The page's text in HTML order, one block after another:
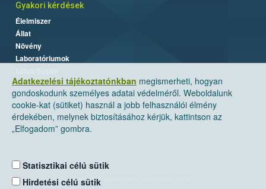
Adatkezelési tájékoztatónkban megismerheti, hogyan
gondoskodunk személyes adatai védelméről. Weboldalunk
cookie-kat (sütiket) használ a jobb felhasználói élmény
érdekében, melynek biztosításához kérjük, kattintson az
„Elfogadom” gombra.
Statisztikai célú sütik
Hirdetési célú sütik
Gyakori kérdések
Élelmiszer
Állat
Növény
Laboratóriumok
Nemzeti Élelmiszerlánc-biztonsági Hivatal